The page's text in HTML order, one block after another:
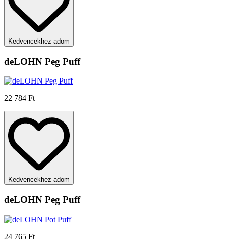
Kedvencekhez adom
deLOHN Peg Puff
22 784 Ft
Kedvencekhez adom
deLOHN Peg Puff
24 765 Ft